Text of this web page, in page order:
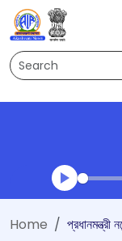
Search
Home